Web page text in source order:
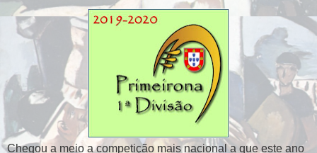
Chegou a meio a competição mais nacional a que este ano